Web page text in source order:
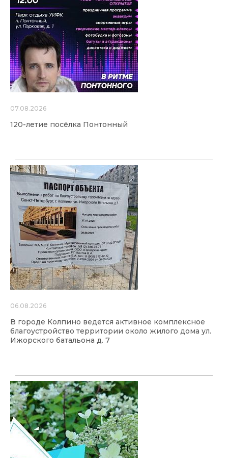
07.08.2026
120-летие посёлка Понтонный
06.08.2026
В городе Колпино ведется активное комплексное
благоустройство территории около жилого дома ул.
Ижорского батальона д. 7